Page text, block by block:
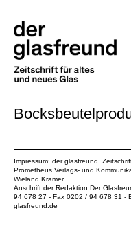
Impressum: der glasfreund.
Prometheus Verlags- und
Wieland Kramer.
Anschrift der Redaktion Der
94 678 27 - Fax 0202 / 94 678 31 -
glasfreund.de